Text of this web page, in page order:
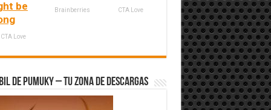
be
CTA Love
Brainberries CTA Love
de Pumuky – Tu zona de Descargas